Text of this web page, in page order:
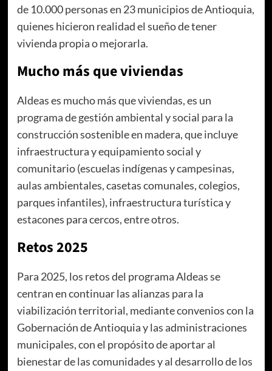
de 10.000 personas en 23 municipios de Antioquia,
quienes hicieron realidad el sueño de tener
vivienda propia o mejorarla.
Mucho más que viviendas
Aldeas es mucho más que viviendas, es un
programa de gestión ambiental y social para la
construcción sostenible en madera, que incluye
infraestructura y equipamiento social y
comunitario (escuelas indígenas y campesinas,
aulas ambientales, casetas comunales, colegios,
parques infantiles), infraestructura turística y
estacones para cercos, entre otros.
Retos 2025
Para 2025, los retos del programa Aldeas se
centran en continuar las alianzas para la
viabilización territorial, mediante convenios con la
Gobernación de Antioquia y las administraciones
municipales, con el propósito de aportar al
bienestar de las comunidades y al desarrollo de los